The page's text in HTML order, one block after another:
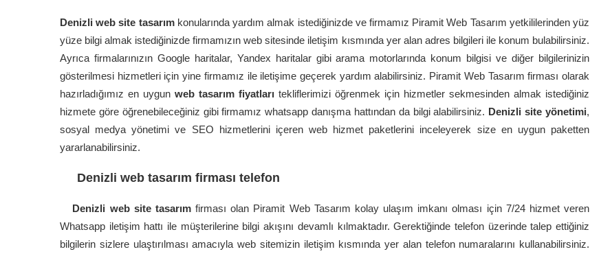
Denizli web site tasarımkonularında yardım almak istediğinizde ve firmamız Piramit Web Tasarım yetkililerinden yüz
yüze bilgi almak istediğinizde firmamızın web sitesinde iletişim kısmında yer alan adres bilgileri ile konum bulabilirsiniz.
Ayrıca firmalarınızın Google haritalar, Yandex haritalar gibi arama motorlarında konum bilgisi ve diğer bilgilerinizin
gösterilmesi hizmetleri için yine firmamız ile iletişime geçerek yardım alabilirsiniz. Piramit Web Tasarım firması olarak
hazırladığımız en uygun web tasarım fiyatları tekliflerimizi öğrenmek için hizmetler sekmesinden almak istediğiniz
hizmete göre öğrenebileceğiniz gibi firmamız whatsapp danışma hattından da bilgi alabilirsiniz. Denizli site yönetimi,
sosyal medya yönetimi ve SEO hizmetlerini içeren web hizmet paketlerini inceleyerek size en uygun paketten
yararlanabilirsiniz.
Denizli web tasarım firması telefon
Denizli web site tasarımfirması olan Piramit Web Tasarım kolay ulaşım imkanı olması için 7/24 hizmet veren
Whatsapp iletişim hattı ile müşterilerine bilgi akışını devamlı kılmaktadır. Gerektiğinde telefon üzerinde talep ettiğiniz
bilgilerin sizlere ulaştırılması amacıyla web sitemizin iletişim kısmında yer alan telefon numaralarını kullanabilirsiniz.